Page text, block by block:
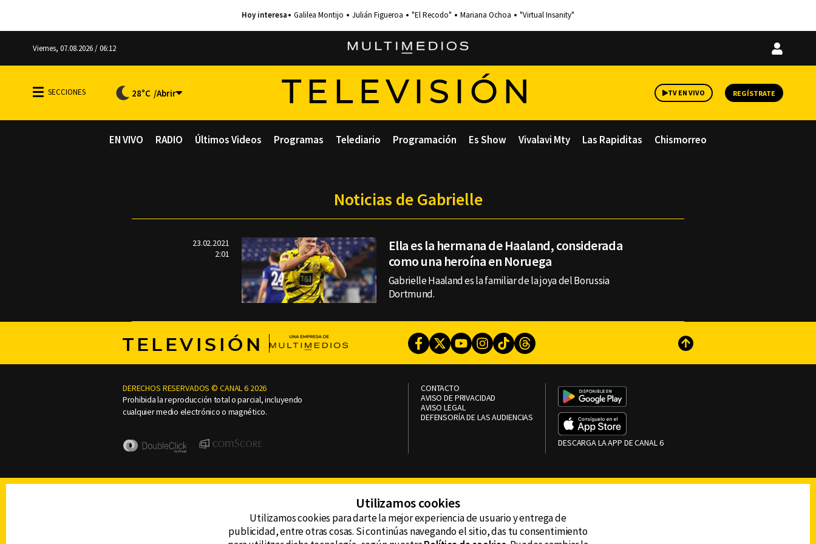
Galilea Montijo Julián Figueroa "El Recodo" Mariana Ochoa "Virtual Insanity"
Viernes, 07.08.2026 / 06:12
Iniciar
28°C TELEVISIÓN TV EN VIVO REGÍSTRATE
EN VIVO RADIO Últimos Videos Programas Telediario Programación Es Show Vivalavi Mty Las Rapiditas Chismorreo
Noticias de Gabrielle
23.02.2021
2:01
Ella es la hermana de Haaland, considerada
como una heroína en Noruega
Gabrielle Haaland es la familiar de la joya del Borussia
Dortmund.
TELEVISIÓN Facebook
TwitterYoutubeInstagram
TikTokThreads Subir
DERECHOS RESERVADOS © CANAL 6 2026
Prohibida la reproducción total o parcial, incluyendo
cualquier medio electrónico o magnético.
CONTACTO
AVISO DE PRIVACIDAD
AVISO LEGAL
DEFENSORÍA DE LAS AUDIENCIAS
DESCARGA LA APP DE CANAL 6
Utilizamos cookies
Utilizamos cookies para darte la mejor experiencia de usuario y entrega de
publicidad, entre otras cosas. Si continúas navegando el sitio, das tu consentimiento